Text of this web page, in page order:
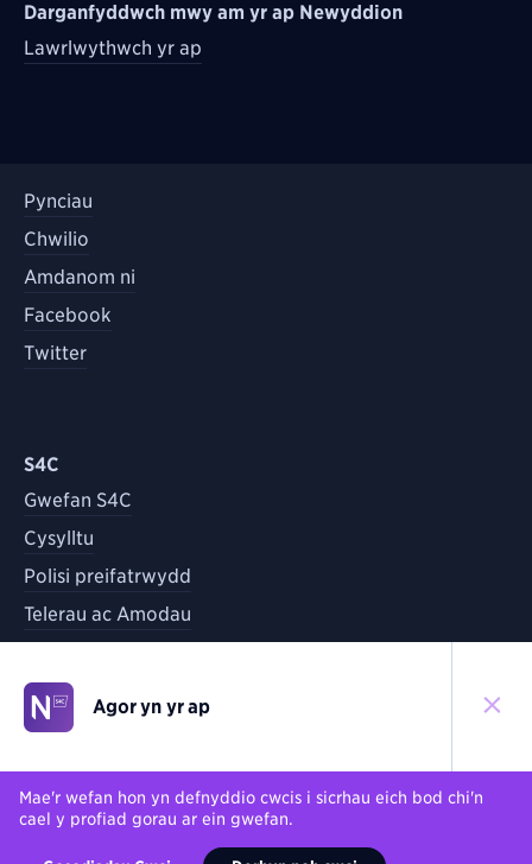
Darganfyddwch mwy am yr ap Newyddion
Lawrlwythwch yr ap
Pynciau
Chwilio
Amdanom ni
Facebook
Twitter
S4C
Gwefan S4C
Cysylltu
Polisi preifatrwydd
Telerau ac Amodau
Yn ôl i'r brig
Mae'r wefan hon yn defnyddio cwcis i sicrhau eich bod chi'n
cael y profiad gorau ar ein gwefan.
Agor yn yr ap